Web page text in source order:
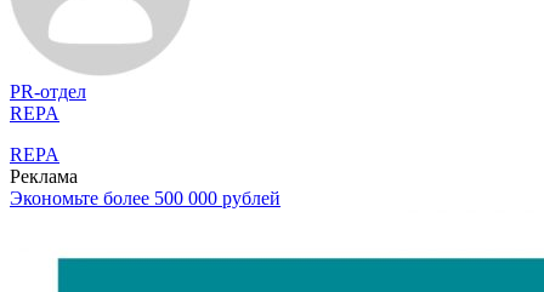
PR-отдел
REPA
REPA
Реклама
Экономьте более 500 000 рублей